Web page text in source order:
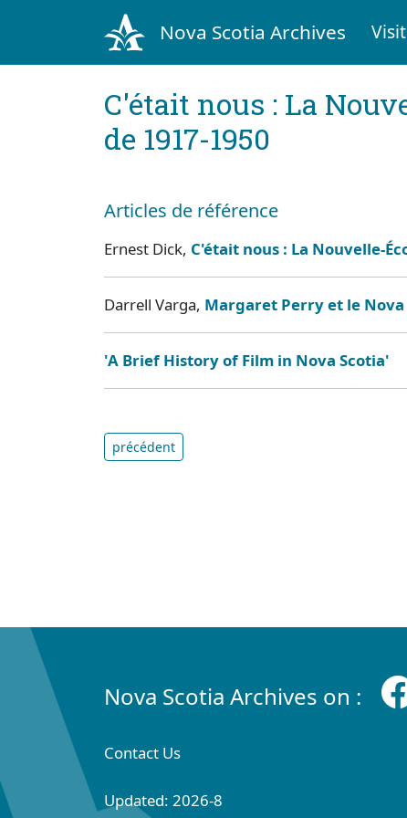
Nova Scotia Archives Visit
C'était nous : La
de 1917-1950
Articles de référence
Ernest Dick, C'était nous : La Nouvelle-
Darrell Varga, Margaret Perry et le Nova
'A Brief History of Film in Nova Scotia'
précédent
Nova Scotia Archives on :
Contact Us
Updated: 2026-8